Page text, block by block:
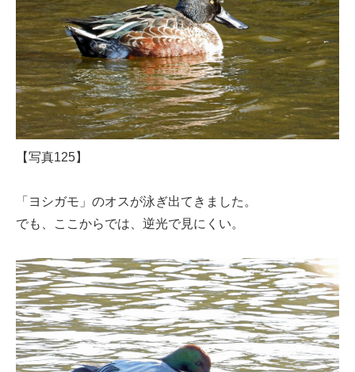
【写真125】
「ヨシガモ」のオスが泳ぎ出てきました。
でも、ここからでは、逆光で見にくい。